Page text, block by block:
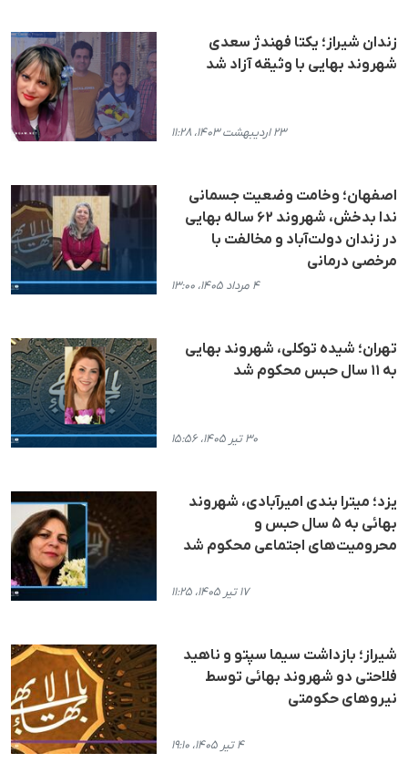
زندان شیراز؛ یکتا فهندژ سعدی
شهروند بهایی با وثیقه آزاد شد
۲۳ اردیبهشت ۱۴۰۳، ۱۱:۲۸
اصفهان؛ وخامت وضعیت جسمانی
ندا بدخش، شهروند ۶۲ ساله بهایی
در زندان دولت‌آباد و مخالفت با
مرخصی درمانی
۴ مرداد ۱۴۰۵، ۱۳:۰۰
تهران؛ شیده توکلی، شهروند بهایی
به ۱۱ سال حبس محکوم شد
۳۰ تیر ۱۴۰۵، ۱۵:۵۶
یزد؛ میترا بندی امیرآبادی، شهروند
بهائی به ۵ سال حبس و
محرومیت‌های اجتماعی محکوم شد
۱۷ تیر ۱۴۰۵، ۱۱:۲۵
شیراز؛ بازداشت سیما سپتو و ناهید
فلاحتی دو شهروند بهائی توسط
نیروهای حکومتی
۴ تیر ۱۴۰۵، ۱۹:۱۰